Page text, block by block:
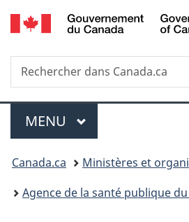
au
à
Au
du
à
Recherche
Rechercher
dans
Menu
MENU PRINCIPAL
Vous
êtes
Canada.ca
Ministères et
Agence de la santé publique du